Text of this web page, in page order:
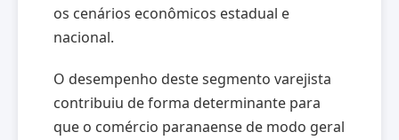
os cenários econômicos estadual e
nacional.
O desempenho deste segmento varejista
contribuiu de forma determinante para
que o comércio paranaense de modo geral